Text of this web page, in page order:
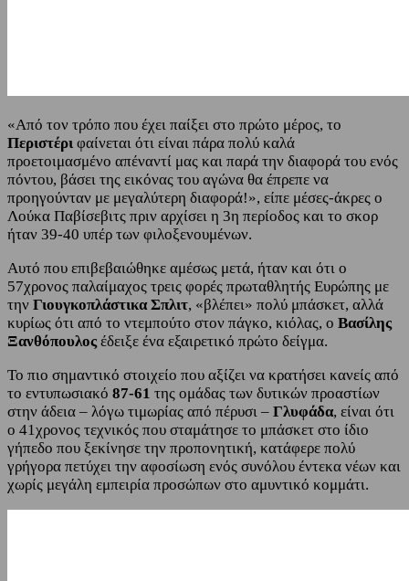
«Από τον τρόπο που έχει παίξει στο πρώτο μέρος, το
Περιστέρι φαίνεται ότι είναι πάρα πολύ καλά
προετοιμασμένο απέναντί μας και παρά την διαφορά του ενός
πόντου, βάσει της εικόνας του αγώνα θα έπρεπε να
προηγούνταν με μεγαλύτερη διαφορά!», είπε μέσες-άκρες ο
Λούκα Παβίσεβιτς πριν αρχίσει η 3η περίοδος και το σκορ
ήταν 39-40 υπέρ των φιλοξενουμένων.
Αυτό που επιβεβαιώθηκε αμέσως μετά, ήταν και ότι ο
57χρονος παλαίμαχος τρεις φορές πρωταθλητής Ευρώπης με
την Γιουγκοπλάστικα Σπλιτ, «βλέπει» πολύ μπάσκετ, αλλά
κυρίως ότι από το ντεμπούτο στον πάγκο, κιόλας, ο Βασίλης
Ξανθόπουλος έδειξε ένα εξαιρετικό πρώτο δείγμα.
Το πιο σημαντικό στοιχείο που αξίζει να κρατήσει κανείς από
το εντυπωσιακό 87-61 της ομάδας των δυτικών προαστίων
στην άδεια – λόγω τιμωρίας από πέρυσι – Γλυφάδα, είναι ότι
ο 41χρονος τεχνικός που σταμάτησε το μπάσκετ στο ίδιο
γήπεδο που ξεκίνησε την προπονητική, κατάφερε πολύ
γρήγορα πετύχει την αφοσίωση ενός συνόλου έντεκα νέων και
χωρίς μεγάλη εμπειρία προσώπων στο αμυντικό κομμάτι.